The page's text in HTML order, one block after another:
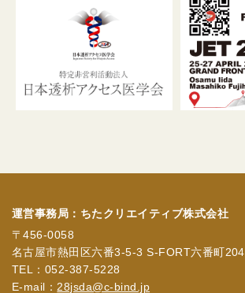
運営事務局：ちたクリエイティブ株式会社
〒456-0058
名古屋市熱田区六番3-5-3 S-FORT六番町204
TEL：052-387-5228
E-mail：28jsda@c-bind.jp